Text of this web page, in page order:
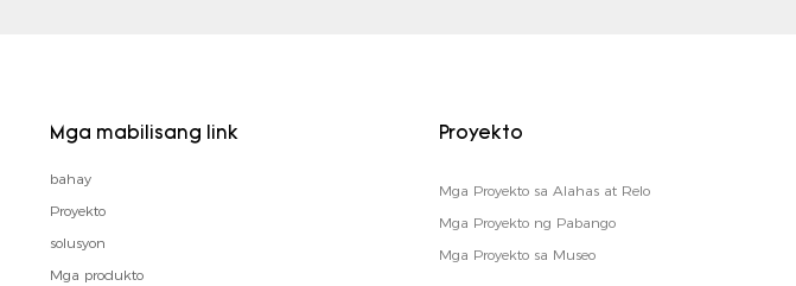
Mga mabilisang link
bahay
Proyekto
solusyon
Mga produkto
Proyekto
Mga Proyekto sa Alahas at Relo
Mga Proyekto ng Pabango
Mga Proyekto sa Museo